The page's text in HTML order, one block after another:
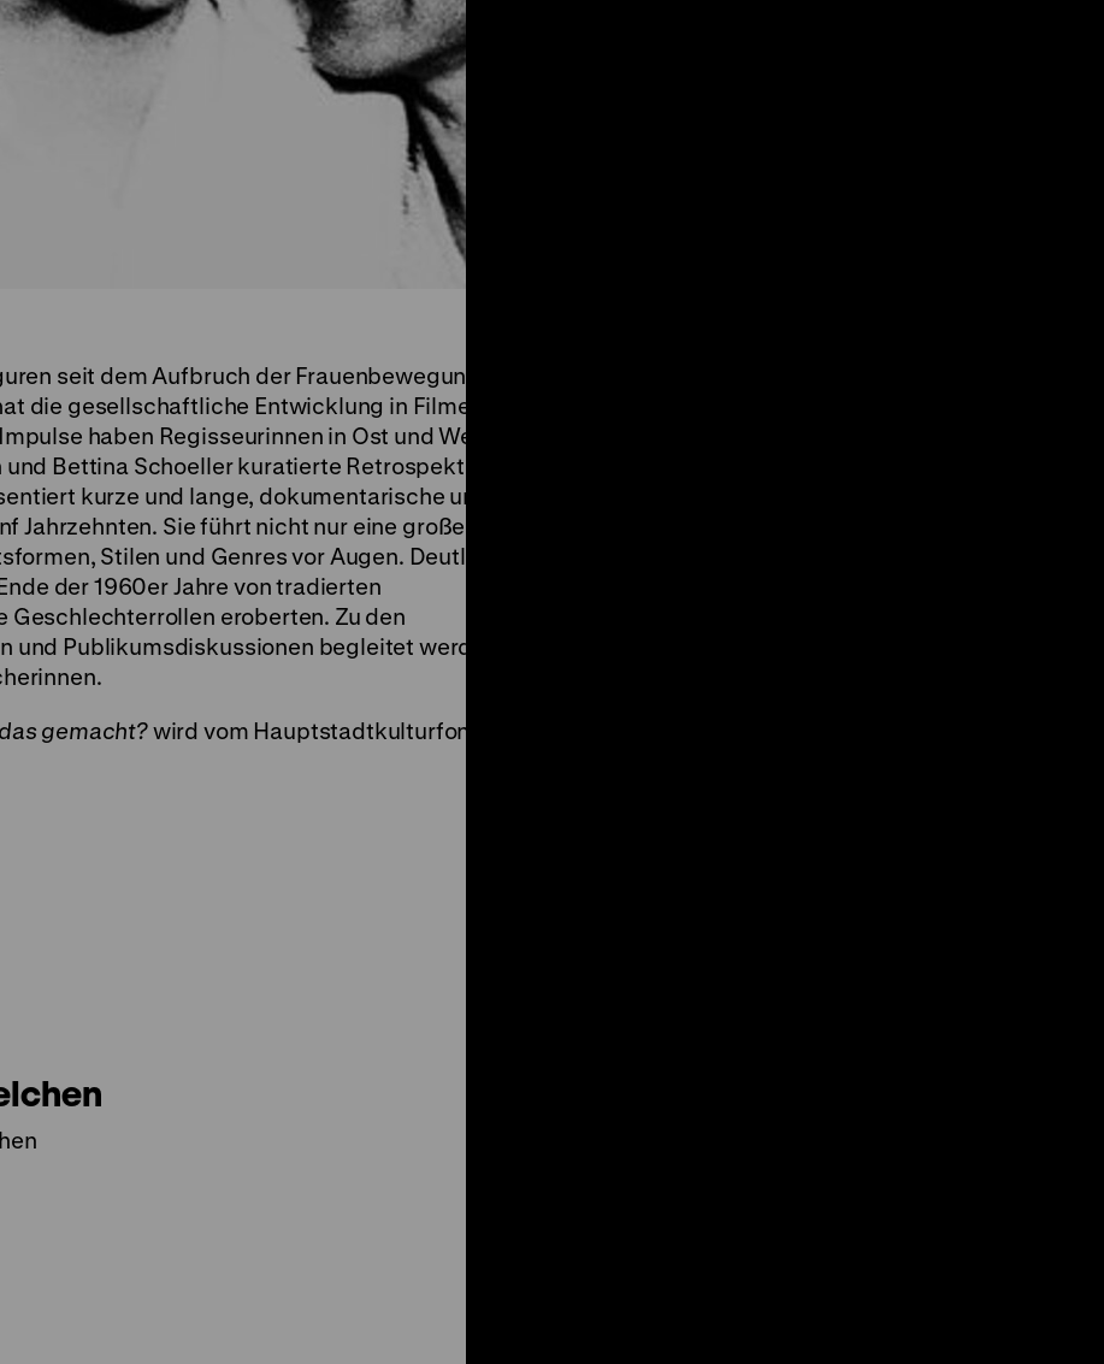
seit dem Aufbruch der Frauenbewegung
die gesellschaftliche Entwicklung in Filmen
haben Regisseurinnen in Ost und West
Bettina Schoeller kuratierte Retrospektive
kurze und lange, dokumentarische und
Jahrzehnten. Sie führt nicht nur eine große
Stilen und Genres vor Augen. Deutlich
der 1960er Jahre von tradierten
Geschlechterrollen eroberten. Zu den
und Publikumsdiskussionen begleitet werden,
gemacht?wird vom Hauptstadtkulturfonds